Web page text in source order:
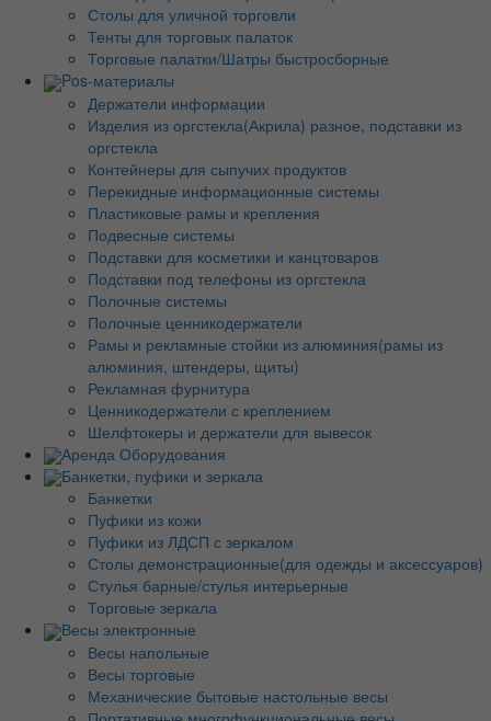
Столы для уличной торговли
Тенты для торговых палаток
Торговые палатки/Шатры быстросборные
Pos-материалы
Держатели информации
Изделия из оргстекла(Акрила) разное, подставки из
оргстекла
Контейнеры для сыпучих продуктов
Перекидные информационные системы
Пластиковые рамы и крепления
Подвесные системы
Подставки для косметики и канцтоваров
Подставки под телефоны из оргстекла
Полочные системы
Полочные ценникодержатели
Рамы и рекламные стойки из алюминия(рамы из
алюминия, штендеры, щиты)
Рекламная фурнитура
Ценникодержатели с креплением
Шелфтокеры и держатели для вывесок
Аренда Оборудования
Банкетки, пуфики и зеркала
Банкетки
Пуфики из кожи
Пуфики из ЛДСП с зеркалом
Столы демонстрационные(для одежды и аксессуаров)
Стулья барные/стулья интерьерные
Торговые зеркала
Весы электронные
Весы напольные
Весы торговые
Механические бытовые настольные весы